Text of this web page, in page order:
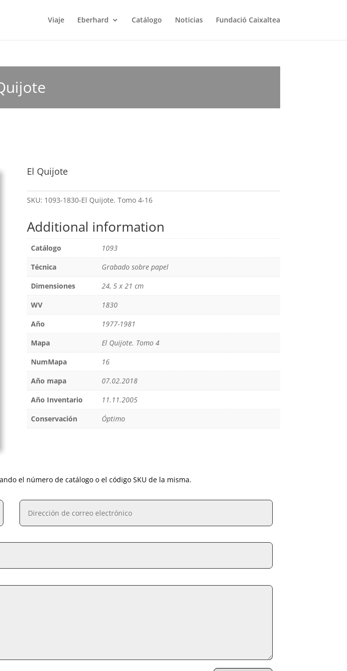
Viaje Eberhard Catálogo Noticias Fundació Caixaltea
El Quijote
SKU: 1093-1830-El Quijote. Tomo 4-16
Additional information
Catálogo
1093
Técnica
Grabado sobre papel
Dimensiones
24, 5 x 21 cm
WV
1830
Año
1977-1981
Mapa
El Quijote. Tomo 4
NumMapa
16
Año mapa
07.02.2018
Año Inventario
11.11.2005
Conservación
Óptimo
el número de catálogo o el código SKU de la misma.